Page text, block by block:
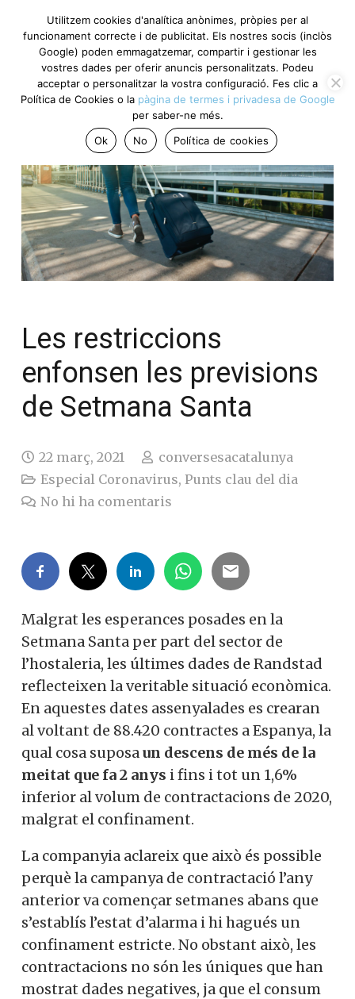
Les restriccions
enfonsen les previsions
de Setmana Santa
22 març, 2021
conversesacatalunya
Especial Coronavirus,Punts clau del dia
No hi ha comentaris
Malgrat les esperances posades en la
Setmana Santa per part del sector de
l’hostaleria, les últimes dades de Randstad
reflecteixen la veritable situació econòmica.
En aquestes dates assenyalades es crearan
al voltant de 88.420 contractes a Espanya, la
qual cosa suposaun descens de més de la
meitat que fa 2 anys i fins i tot un 1,6%
inferior al volum de contractacions de 2020,
malgrat el confinament.
La companyia aclareix que això és possible
perquè la campanya de contractació l’any
anterior va començar setmanes abans que
s’establís l’estat d’alarma i hi hagués un
confinament estricte. No obstant això, les
contractacions no són les úniques que han
mostrat dades negatives, ja que el consum
Utilitzem cookies d'analítica anònimes, pròpies per al
funcionament correcte i de publicitat. Els nostres socis (inclòs
Google) poden emmagatzemar, compartir i gestionar les
vostres dades per oferir anuncis personalitzats. Podeu
acceptar o personalitzar la vostra configuració. Fes clic a
Política de Cookies o la pàgina de termes i privadesa de Google
per saber-ne més.
Ok
No Política de cookies